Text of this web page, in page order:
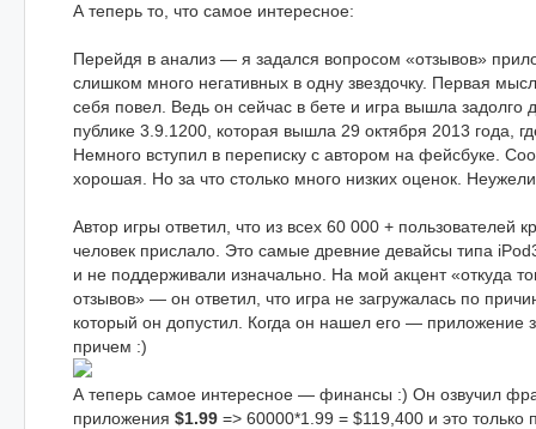
А теперь то, что самое интересное:
Перейдя в анализ — я задался вопросом «отзывов»
слишком много негативных в одну звездочку. Первая
себя повел. Ведь он сейчас в бете и игра вышла задолго
публике 3.9.1200, которая вышла 29 октября 2013 года,
Немного вступил в переписку с автором на фейсбуке.
хорошая. Но за что столько много низких оценок.
Автор игры ответил, что из всех 60 000 + пользователей
человек прислало. Это самые древние девайсы типа
и не поддерживали изначально. На мой акцент «откуда
отзывов» — он ответил, что игра не загружалась по
который он допустил. Когда он нашел его — приложение
причем :)
А теперь самое интересное — финансы :) Он озвучил
приложения $1.99 => 60000*1.99 = $119,400 и это только